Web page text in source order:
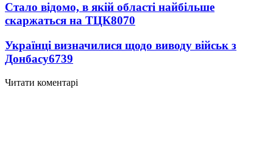
Стало відомо, в якій області найбільше
скаржаться на ТЦК8070
Українці визначилися щодо виводу військ з
Донбасу6739
Читати коментарі